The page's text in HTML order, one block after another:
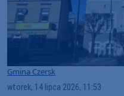
Gmina Czersk
wtorek, 14 lipca 2026, 11:53